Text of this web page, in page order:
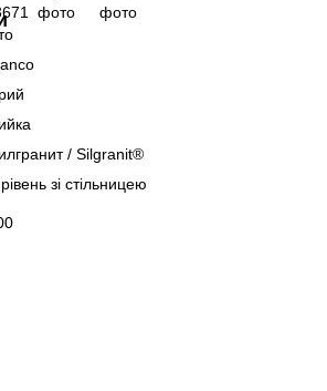
/ Silgranit®
зі стільницею